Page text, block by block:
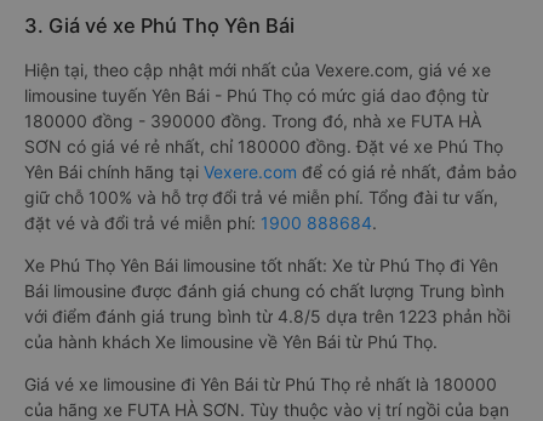
3. Giá vé xe Phú Thọ Yên Bái
Hiện tại, theo cập nhật mới nhất của Vexere.com, giá vé xe
limousine tuyến Yên Bái - Phú Thọ có mức giá dao động từ
180000 đồng - 390000 đồng. Trong đó, nhà xe FUTA HÀ
SƠN có giá vé rẻ nhất, chỉ 180000 đồng. Đặt vé xe Phú Thọ
Yên Bái chính hãng tại Vexere.com để có giá rẻ nhất, đảm bảo
giữ chỗ 100% và hỗ trợ đổi trả vé miễn phí. Tổng đài tư vấn,
đặt vé và đổi trả vé miễn phí: 1900 888684.
Xe Phú Thọ Yên Bái limousine tốt nhất: Xe từ Phú Thọ đi Yên
Bái limousine được đánh giá chung có chất lượng Trung bình
với điểm đánh giá trung bình từ 4.8/5 dựa trên 1223 phản hồi
của hành khách Xe limousine về Yên Bái từ Phú Thọ.
Giá vé xe limousine đi Yên Bái từ Phú Thọ rẻ nhất là 180000
của hãng xe FUTA HÀ SƠN. Tùy thuộc vào vị trí ngồi của bạn